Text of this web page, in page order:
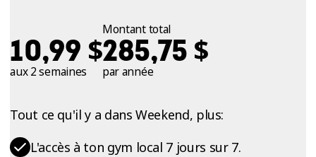
10,99 $
aux 2 semaines
Montant total
285,75 $
par année
Tout ce qu'il y a dans Weekend, plus:
L'accès à ton gym local 7 jours sur 7.